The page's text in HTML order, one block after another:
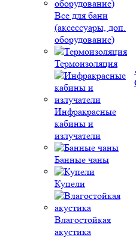
Все для бани
(аксессуары, доп.
оборудование)
Термоизоляция
Инфракрасные
кабины и
излучатели
Банные чаны
Купели
Влагостойкая
акустика